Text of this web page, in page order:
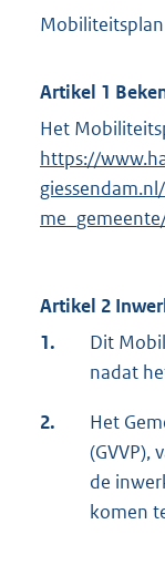
Artikel 1
Het
https://
Artikel 2
1.
Dit
nadat
2.
Het
(GVVP),
de
komen